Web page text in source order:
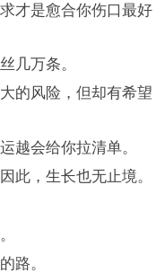
才是愈合你伤口最好
万条。
的风险，但却有希望
会给你拉清单。
，生长也无止境。
路。